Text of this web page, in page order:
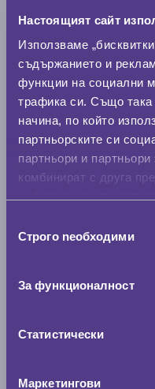
Настоящият сайт
Използваме
съдържанието и
функции на социални
трафика си. Също
начина, по който
партньорските си
партньори и
комбинират с друга
наСтрого nеобходими
За функционалност
Статистически
Маркетингови